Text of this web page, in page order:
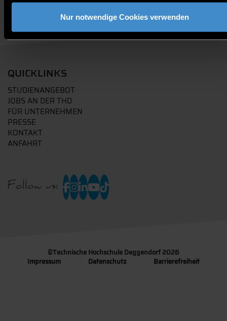
Nur notwendige Cookies verwenden
QUICKLINKS
STUDIENANGEBOT
JOBS AN DER THD
FÜR UNTERNEHMEN
PRESSE
KONTAKT
ANFAHRT
Follow us:
©Technische Hochschule Deggendorf 2026
Impressum
Datenschutz Barrierefreiheit